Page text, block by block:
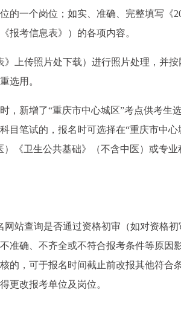
的一个岗位；如实、准确、完整填写《
报考信息表》）的各项内容。
上传照片处下载）进行照片处理，并按
选用。
，新增了“重庆市中心城区”考点供考生
目笔试的，报名时可选择在“重庆市中心
《卫生公共基础》（不含中医）或专业
网站查询是否通过资格初审（如对资格
准确、不齐全或不符合报考条件等原因
的，可于报名时间截止前改报其他符合
更改报考单位及岗位。